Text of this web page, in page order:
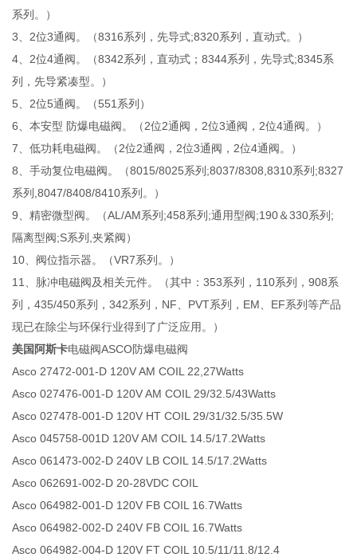
系列。）
3、2位3通阀。（8316系列，先导式;8320系列，直动式。）
4、2位4通阀。（8342系列，直动式；8344系列，先导式;8345系
列，先导紧凑型。）
5、2位5通阀。（551系列）
6、本安型 防爆电磁阀。（2位2通阀，2位3通阀，2位4通阀。）
7、低功耗电磁阀。（2位2通阀，2位3通阀，2位4通阀。）
8、手动复位电磁阀。（8015/8025系列;8037/8308,8310系列;8327
系列,8047/8408/8410系列。）
9、精密微型阀。（AL/AM系列;458系列;通用型阀;190＆330系列;
隔离型阀;S系列,夹紧阀）
10、阀位指示器。（VR7系列。）
11、脉冲电磁阀及相关元件。（其中：353系列，110系列，908系
列，435/450系列，342系列，NF、PVT系列，EM、EF系列等产品
现已在除尘与环保行业得到了广泛应用。）
美国阿斯卡电磁阀ASCO防爆电磁阀
Asco 27472-001-D 120V AM COIL 22,27Watts
Asco 027476-001-D 120V AM COIL 29/32.5/43Watts
Asco 027478-001-D 120V HT COIL 29/31/32.5/35.5W
Asco 045758-001D 120V AM COIL 14.5/17.2Watts
Asco 061473-002-D 240V LB COIL 14.5/17.2Watts
Asco 062691-002-D 20-28VDC COIL
Asco 064982-001-D 120V FB COIL 16.7Watts
Asco 064982-002-D 240V FB COIL 16.7Watts
Asco 064982-004-D 120V FT COIL 10.5/11/11.8/12.4